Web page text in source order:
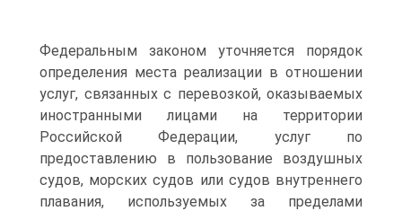
Федеральным законом уточняется порядок
определения места реализации в отношении
услуг, связанных с перевозкой, оказываемых
иностранными лицами на территории
Российской Федерации, услуг по
предоставлению в пользование воздушных
судов, морских судов или судов внутреннего
плавания, используемых за пределами